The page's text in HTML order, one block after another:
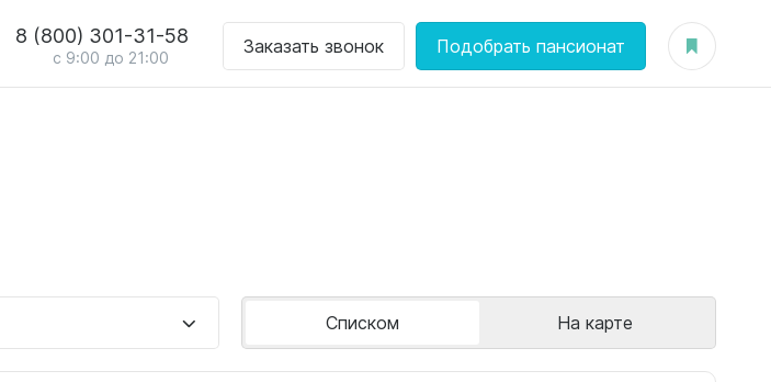
8 (800) 301-31-58
с 9:00 до 21:00
Заказать звонок Подобрать пансионат
Списком На карте